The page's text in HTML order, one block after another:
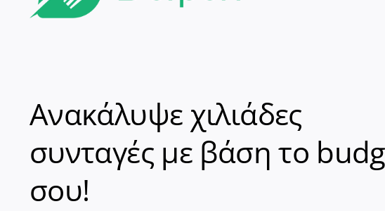
Ανακάλυψε χιλιάδες
συνταγές με βάση το
σου!